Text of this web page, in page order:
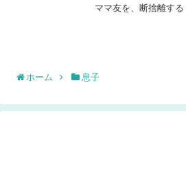
ママ友を、断捨離する
ホーム 息子